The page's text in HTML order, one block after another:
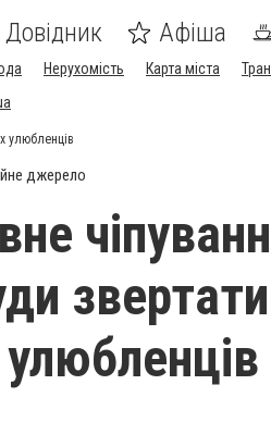
Довідник Афіша
Нерухомість Карта міста
улюбленців
джерело